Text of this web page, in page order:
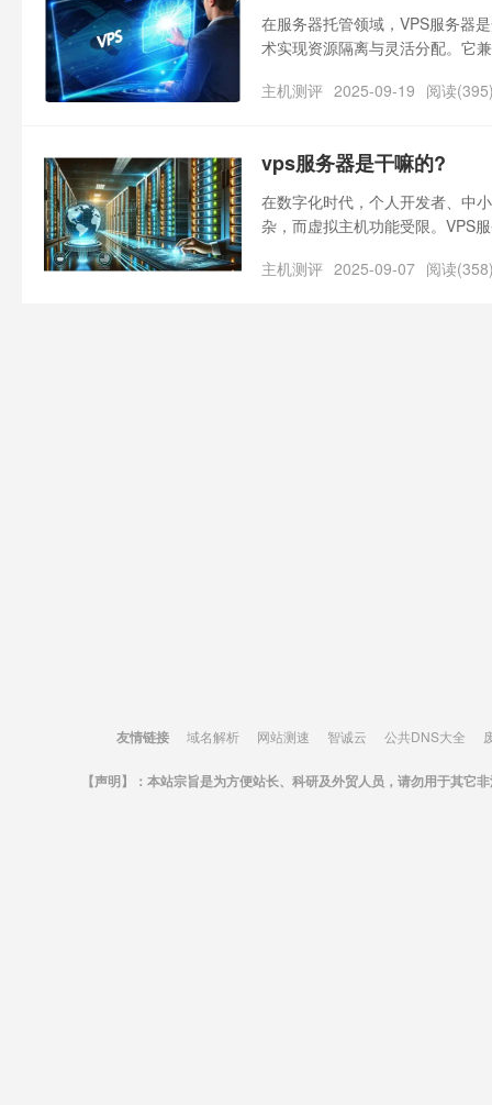
在服务器托管领域，VPS服务器
术实现资源隔离与灵活分配。它
主机测评 2025-09-19 阅读
vps服务器是干嘛的?
在数字化时代，个人开发者、中
杂，而虚拟主机功能受限。VPS
主机测评 2025-09-07 阅读
友情链接 域名解析 网站测速 智诚云 公共DNS大全
【声明】：本站宗旨是为方便站长、科研及外贸人员，请勿用于其